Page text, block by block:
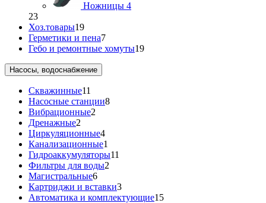
Ножницы 4
23
Хоз.товары19
Герметики и пена7
Гебо и ремонтные хомуты19
Насосы, водоснабжение
Скважинные11
Насосные станции8
Вибрационные2
Дренажные2
Циркуляционные4
Канализационные1
Гидроаккумуляторы11
Фильтры для воды2
Магистральные6
Картриджи и вставки3
Автоматика и комплектующие15